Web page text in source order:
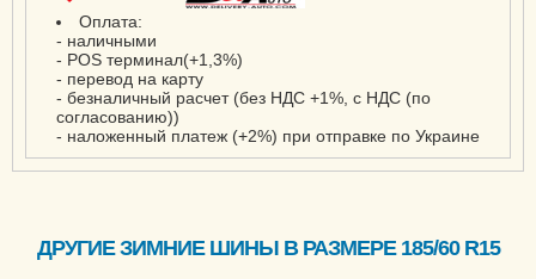
Eagle F1 GS-D3
Eagle Sport 2
Eagle Sport 2 SUV
Eagle Sport 2 UHP
EfficientGrip
Оплата:
- наличными
- POS терминал(+1,3%)
- перевод на карту
- безналичный расчет (без НДС +1%, с НДС (по
согласованию))
- наложенный платеж (+2%) при отправке по Украине
ДРУГИЕ ЗИМНИЕ ШИНЫ В РАЗМЕРЕ 185/60 R15